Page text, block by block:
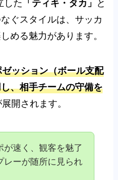
した 「ティキ・タカ」
と
ぐスタイルは、サッカ
める魅力があります。
ゼッション（ボール支配
、相手チームの守備を
展開されます。
が速く、観客を魅了
レーが随所に見られ